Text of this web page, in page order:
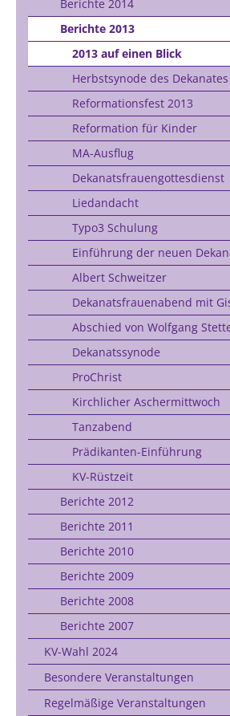
Berichte 2014
Berichte 2013
2013 auf einen Blick
Herbstsynode des
Reformationsfest 2013
Reformation für Kinder
MA-Ausflug
Dekanatsfrauengottesdienst
Liedandacht
Typo3 Schulung
Einführung der neuen
Albert Schweitzer
Dekanatsfrauenabend mit
Abschied von Wolfgang
Dekanatssynode
ProChrist
Kirchlicher Aschermittwoch
Tanzabend
Prädikanten-Einführung
KV-Rüstzeit
Berichte 2012
Berichte 2011
Berichte 2010
Berichte 2009
Berichte 2008
Berichte 2007
KV-Wahl 2024
Besondere Veranstaltungen
Regelmäßige Veranstaltungen